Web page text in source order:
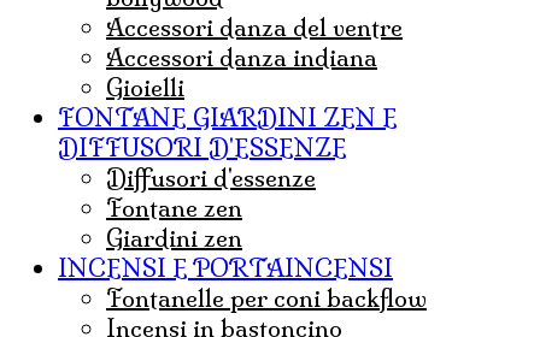
accessori danza del ventre
accessori danza indiana
Gioielli
FONTANE GIARDINI ZEN E
DIFFUSORI D'ESSENZE
diffusori d'essenze
fontane zen
giardini zen
INCENSI E PORTAINCENSI
Fontanelle per coni backflow
incensi in bastoncino